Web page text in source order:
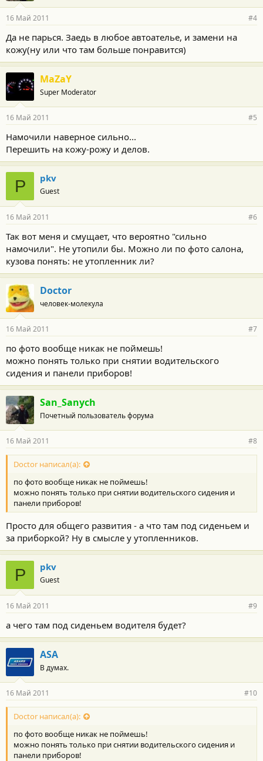
16 Май 2011 #4
Да не парься. Заедь в любое автоателье, и замени на
кожу(ну или что там больше понравится)
MaZaY
Super Moderator
16 Май 2011 #5
Намочили наверное сильно...
Перешить на кожу-рожу и делов.
P pkv
Guest
16 Май 2011 #6
Так вот меня и смущает, что вероятно "сильно
намочили". Не утопили бы. Можно ли по фото салона,
кузова понять: не утопленник ли?
Doctor
человек-молекула
16 Май 2011 #7
по фото вообще никак не поймешь!
можно понять только при снятии водительского
сидения и панели приборов!
San_Sanych
Почетный пользователь форума
16 Май 2011 #8
Doctor написал(а):
по фото вообще никак не поймешь!
можно понять только при снятии водительского сидения и
панели приборов!
Просто для общего развития - а что там под сиденьем и
за приборкой? Ну в смысле у утопленников.
P pkv
Guest
16 Май 2011 #9
а чего там под сиденьем водителя будет?
ASA
В думах.
16 Май 2011 #10
Doctor написал(а):
по фото вообще никак не поймешь!
можно понять только при снятии водительского сидения и
панели приборов!